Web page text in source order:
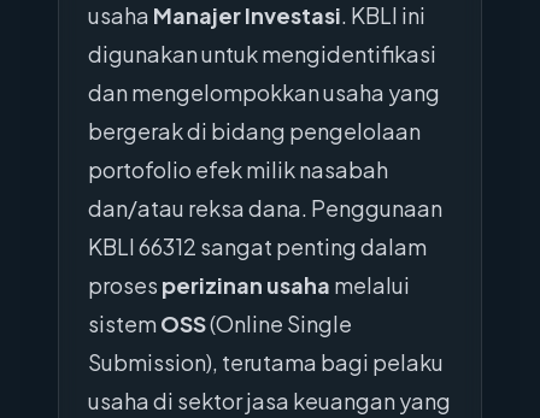
usaha Manajer Investasi. KBLI ini
digunakan untuk mengidentifikasi
dan mengelompokkan usaha yang
bergerak di bidang pengelolaan
portofolio efek milik nasabah
dan/atau reksa dana. Penggunaan
KBLI 66312 sangat penting dalam
proses perizinan usaha melalui
sistem OSS(Online Single
Submission), terutama bagi pelaku
usaha di sektor jasa keuangan yang